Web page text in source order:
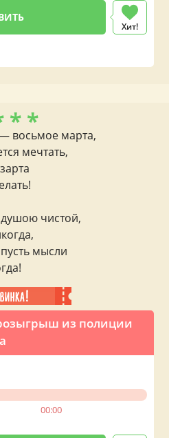
Хит!
из полиции
00:00
* *
восьмое марта,
мечтать,
чистой,
мысли